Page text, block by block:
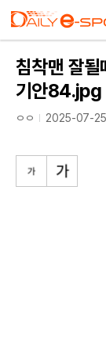
침착맨 잘될
기안84.jpg
ㅇㅇ 2025-07-25